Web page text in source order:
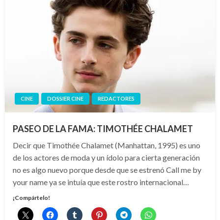
CINE DOSSIER CINE REDACTORES
PASEO DE LA FAMA: TIMOTHÉE CHALAMET
Decir que Timothée Chalamet (Manhattan, 1995) es uno
de los actores de moda y un ídolo para cierta generación
no es algo nuevo porque desde que se estrenó Call me by
your name ya se intuía que este rostro internacional…
¡Compártelo!